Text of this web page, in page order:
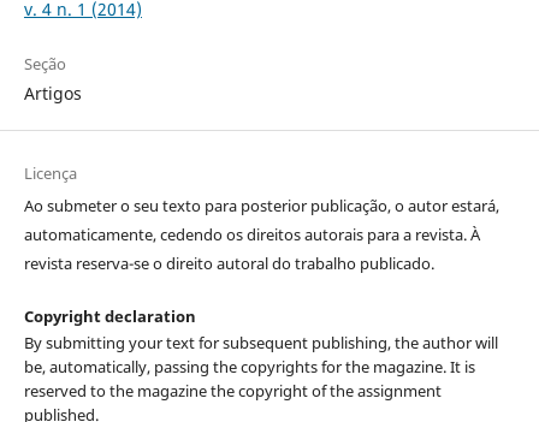
v. 4 n. 1 (2014)
Seção
Artigos
Licença
Ao submeter o seu texto para posterior publicação, o autor estará,
automaticamente, cedendo os direitos autorais para a revista. À
revista reserva-se o direito autoral do trabalho publicado.
Copyright declaration
By submitting your text for subsequent publishing, the author will
be, automatically, passing the copyrights for the magazine. It is
reserved to the magazine the copyright of the assignment
published.